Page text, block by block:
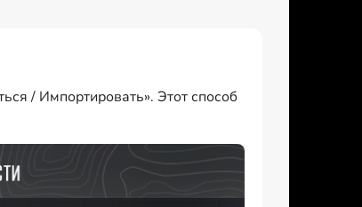
/ Импортировать». Этот способ